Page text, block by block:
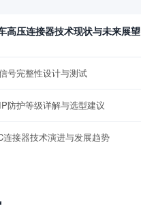
高压连接器技术现状与未来展望
号完整性设计与测试
防护等级详解与选型建议
连接器技术演进与发展趋势